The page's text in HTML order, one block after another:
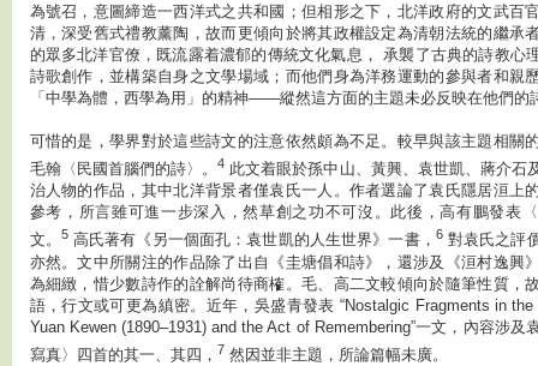
為號召，意圖締造一西洋式之共和國；但相形之下，北洋政府的文武百
清，深受舊式禮教薰陶，故而更傾向於將其政權設定為清朝法統的繼承
的眾多北洋官僚，既流露着濃郁的傳統文化氣息， 承襲了古典的詩教心
詩歌創作，並構築自身之文學場域；而他們身為洋務運動的參與者和親
「中學為體，西學為用」的精神——縱然這方面的主題未必反映在他們的
可惜的是，學界對於這些詩文的注意依然頗為不足。較早與該主題相關
毛翰〈民國首腦們的詩〉。4 此文着眼於孫中山、黃興、袁世凱、蔣介石
治人物的作品，其中北洋背景者僅袁氏一人。作者選論了袁氏隱居洹上
參考，所言雖可進一步深入，然草創之功不可沒。此後，高有鵬發表
文。
5高氏著有《另一個面孔：袁世凱的人生世界》一書， 6對袁氏之評
亦然。文中所關注的作品除了出自《圭塘倡和詩》，還涉及《洹村逸興
為細緻，惜少數詩作的詮解尚待商榷。毛、高二文較傾向於隨筆性質，
語，行文或可更為縝密。近年，吳盛青發表 “Nostalgic Fragments in
Yuan Kewen (1890–1931) and the Act of Remembering”一文，內容涉及
寫真〉四首的其一、其四， 7 然因並非主題，所論篇幅未廣。